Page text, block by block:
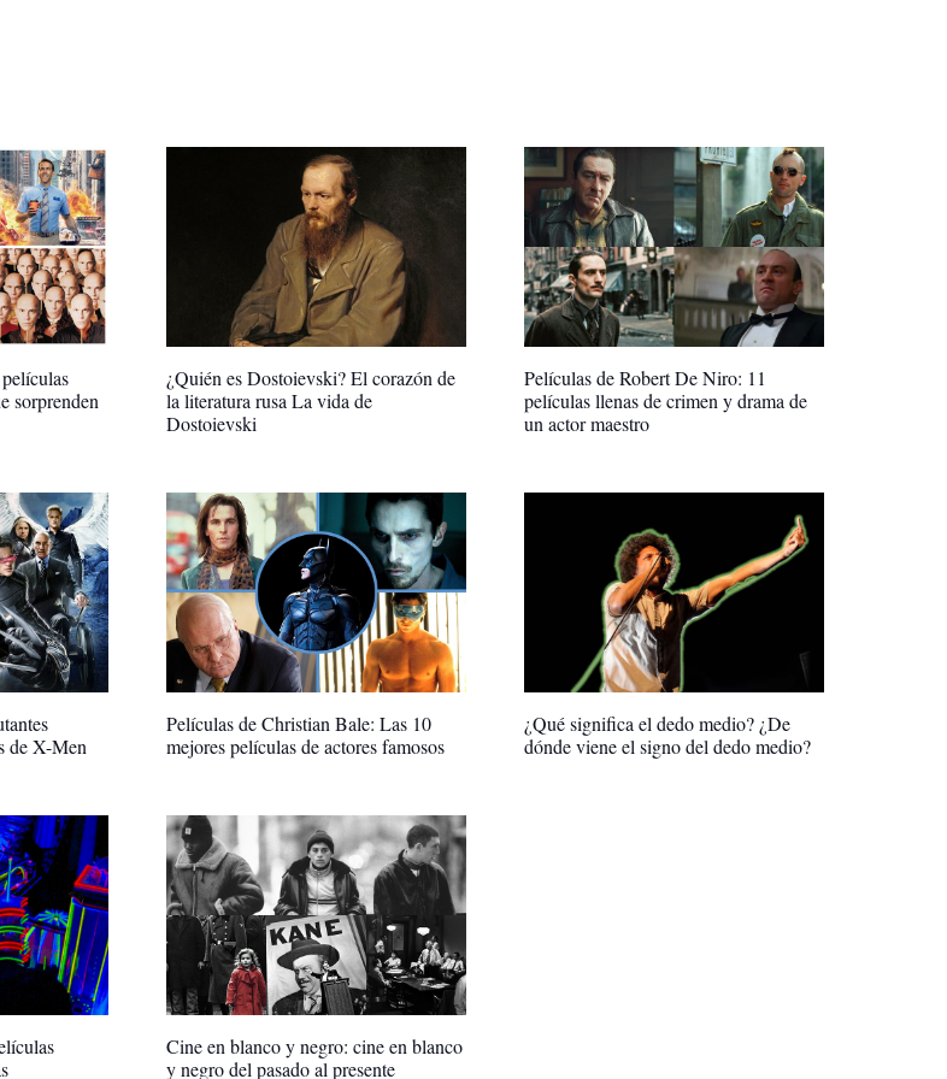
sorprenden
¿Quién es Dostoievski? El corazón de
la literatura rusa La vida de
Dostoievski
Películas de Robert De Niro: 11
películas llenas de crimen y drama de
un actor maestro
de X-Men
Películas de Christian Bale: Las 10
mejores películas de actores famosos
¿Qué significa el dedo medio? ¿De
dónde viene el signo del dedo medio?
Cine en blanco y negro: cine en blanco
y negro del pasado al presente